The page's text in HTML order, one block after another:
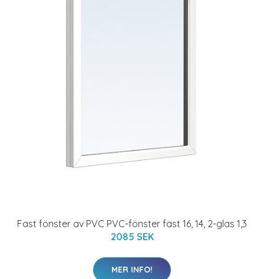
Fast fönster av PVC PVC-fönster fast 16, 14, 2-glas 1,3
2085 SEK
MER INFO!